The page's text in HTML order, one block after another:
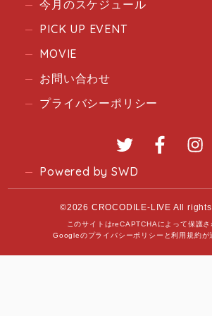
今月のスケジュール
PICK UP EVENT
MOVIE
お問い合わせ
プライバシーポリシー
Twitter
Powered by SWD
©2026 CROCODILE-LIVE All
このサイトはreCAPTCHAによって保護さ
Googleのプライバシーポリシー と利用規約が